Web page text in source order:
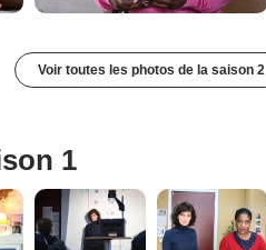
Voir toutes les photos de la saison 2
1